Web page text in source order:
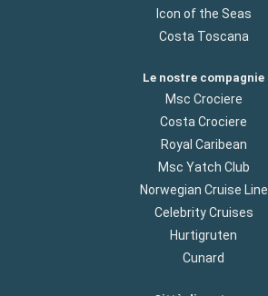
Icon of the Seas
Costa Toscana
Le nostre compagnie
Msc Crociere
Costa Crociere
Royal Caribean
Msc Yatch Club
Norwegian Cruise Line
Celebrity Cruises
Hurtigruten
Cunard